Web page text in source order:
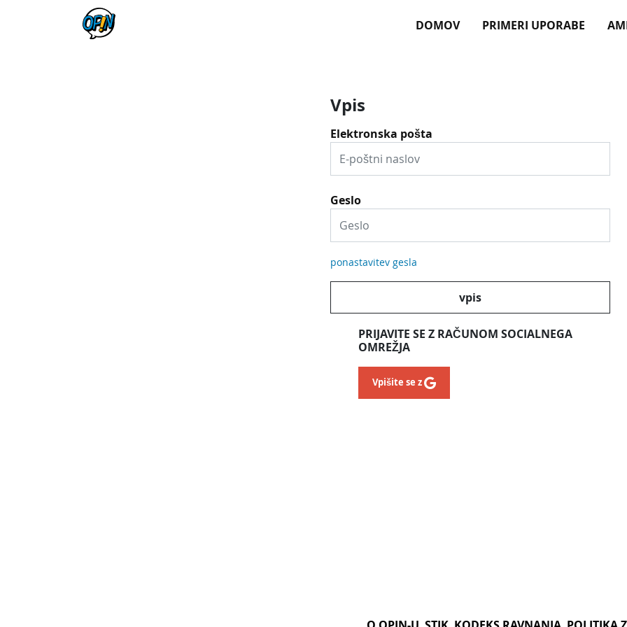
DOMOV PRIMERI UPORABE
Vpis
Elektronska pošta
Geslo
ponastavitev gesla
vpis
PRIJAVITE SE Z RAČUNOM SOCIALNEGA
OMREŽJA
Vpišite se z